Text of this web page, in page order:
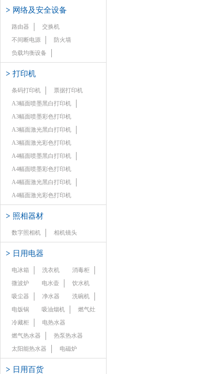
> 网络及安全设备
路由器
交换机
不间断电源
防火墙
负载均衡设备
> 打印机
条码打印机
票据打印机
A3幅面喷墨黑白打印机
A3幅面喷墨彩色打印机
A3幅面激光黑白打印机
A3幅面激光彩色打印机
A4幅面喷墨黑白打印机
A4幅面喷墨彩色打印机
A4幅面激光黑白打印机
A4幅面激光彩色打印机
> 照相器材
数字照相机 相机镜头
> 日用电器
电冰箱 洗衣机
消毒柜
微波炉
电水壶
饮水机
吸尘器
净水器
洗碗机
电饭锅
吸油烟机
燃气灶
冷藏柜
电热水器
燃气热水器
热泵热水器
太阳能热水器
电磁炉
> 日用百货